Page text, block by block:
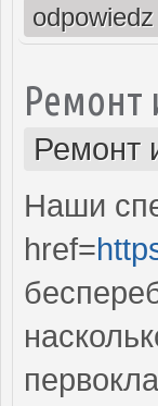
odpowiedz
Ремонт
Ремонт
Наши
href=